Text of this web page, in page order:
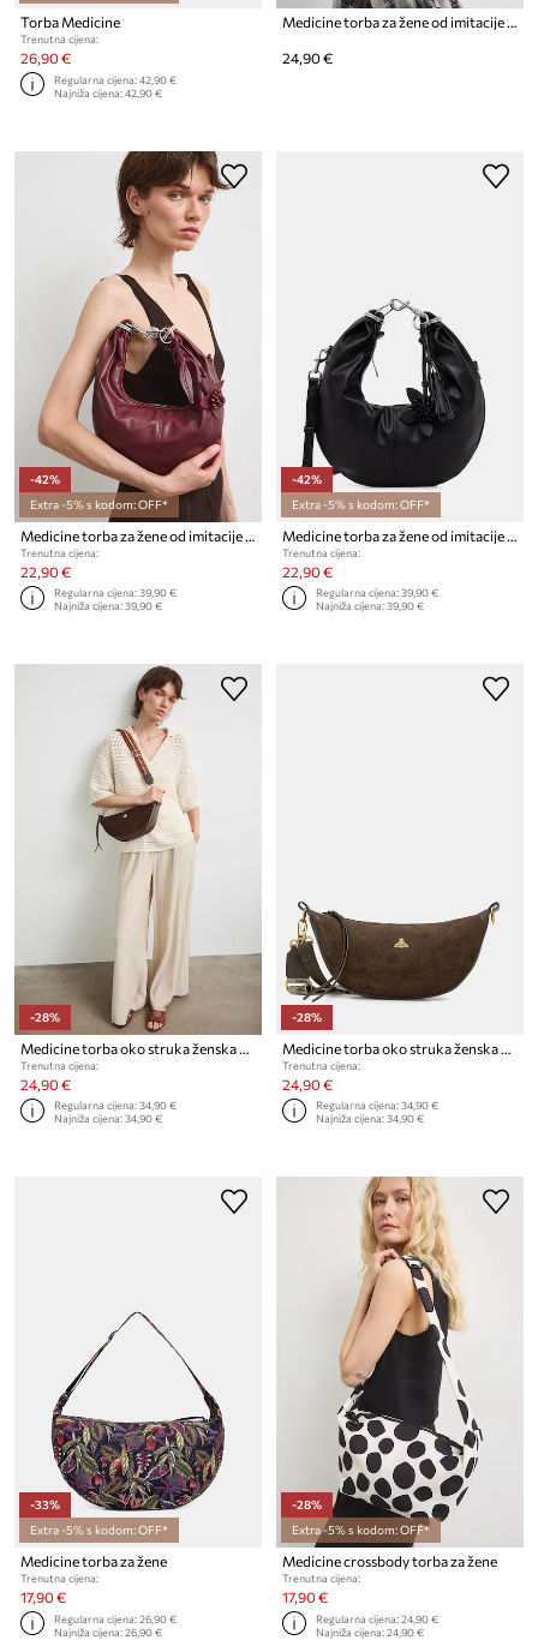
Torba Medicine
Trenutna cijena:
26,90 €
Regularna cijena:42,90 €
Najniža cijena:42,90 €
Medicine torba za žene od imitacije brušene kože
24,90 €
-42%
Extra -5% s kodom: OFF*
Trenutna cijena:
22,90 €
Regularna cijena:39,90 €
Najniža cijena:39,90 €
-42%
Extra -5% s kodom: OFF*
Trenutna cijena:
22,90 €
Regularna cijena:39,90 €
Najniža cijena:39,90 €
-28%
Medicine torba oko struka ženska od imitacije brušene kože
Trenutna cijena:
24,90 €
Regularna cijena:34,90 €
Najniža cijena:34,90 €
-28%
Medicine torba oko struka ženska od imitacije brušene kože
Trenutna cijena:
24,90 €
Regularna cijena:34,90 €
Najniža cijena:34,90 €
-33%
Extra -5% s kodom: OFF*
Medicine torba za žene
Trenutna cijena:
17,90 €
Regularna cijena:26,90 €
Najniža cijena:26,90 €
-28%
Extra -5% s kodom: OFF*
Medicine crossbody torba za žene
Trenutna cijena:
17,90 €
Regularna cijena:24,90 €
Najniža cijena:24,90 €